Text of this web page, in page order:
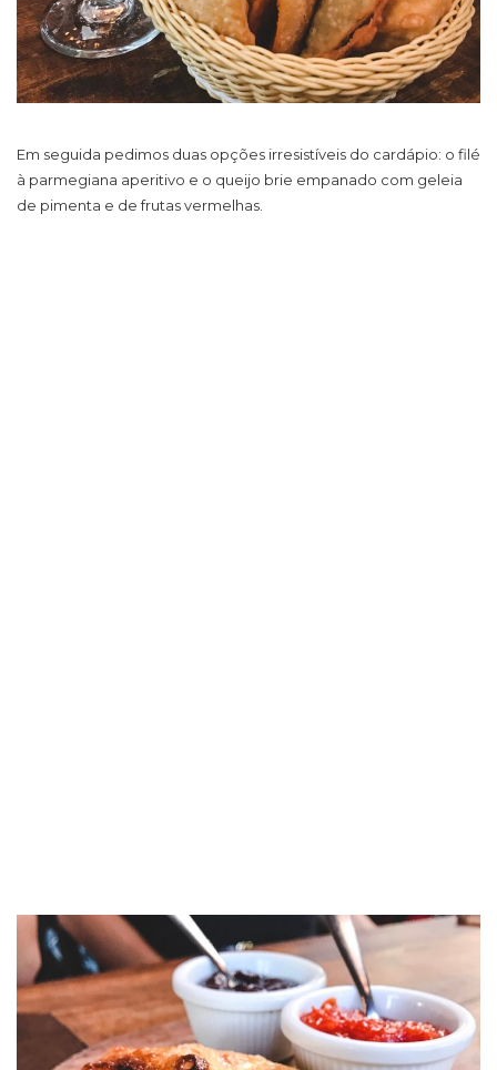
Em seguida pedimos duas opções irresistíveis do cardápio: o filé
à parmegiana aperitivo e o queijo brie empanado com geleia
de pimenta e de frutas vermelhas.